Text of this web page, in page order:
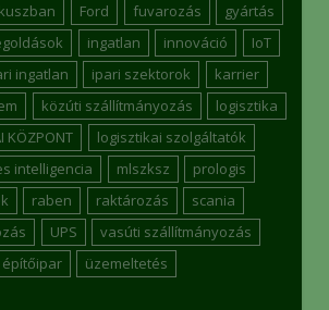
Ford fuvarozás
gyártás
ingatlan innováció
IoT
ingatlan ipari szektorok
karrier
közúti szállítmányozás
logisztika
KÖZPONT
logisztikai szolgáltatók
intelligencia
mlszksz
prologis
raben raktározás
scania
UPS
vasúti szállítmányozás
építőipar
üzemeltetés